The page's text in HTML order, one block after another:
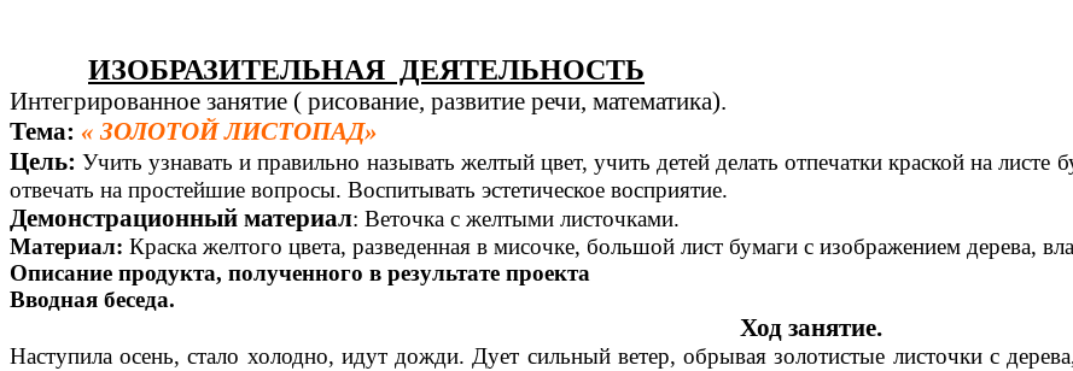
ИЗОБРАЗИТЕЛЬНАЯ ДЕЯТЕЛЬНОСТЬ
Интегрированное занятие ( рисование, развитие речи, математика).
Тема: « ЗОЛОТОЙ ЛИСТОПАД»
Цель: Учить узнавать и правильно называть желтый цвет, учить детей делать отпечатки краской на
отвечать на простейшие вопросы. Воспитывать эстетическое восприятие.
Демонстрационный материал: Веточка с желтыми листочками.
Материал: Краска желтого цвета, разведенная в мисочке, большой лист бумаги с изображением дерева,
Описание продукта, полученного в результате проекта
Вводная беседа.
Ход занятие.
Наступила осень, стало холодно, идут дожди. Дует сильный ветер, обрывая золотистые листочки с